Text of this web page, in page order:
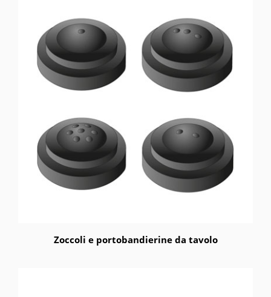
Zoccoli e portobandierine da tavolo